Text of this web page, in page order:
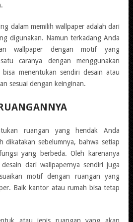
dalam memilih wallpaper adalah dari
digunakan. Namun terkadang Anda
wallpaper dengan motif yang
caranya dengan menggunakan
menentukan sendiri desain atau
sesuai dengan keinginan.
ruangan yang hendak Anda
dikatakan sebelumnya, bahwa setiap
yang berbeda. Oleh karenanya
dari wallpapernya sendiri juga
motif dengan ruangan yang
Baik kantor atau rumah bisa tetap